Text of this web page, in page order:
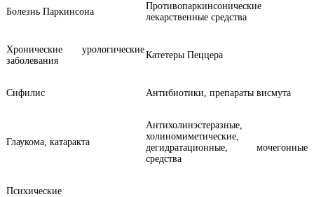
Болезнь Паркинсона
Противопаркинсонические
лекарственные средства
Хронические урологические
заболевания
Катетеры Пеццера
Сифилис Антибиотики, препараты висмута
Глаукома, катаракта
Антихолинэстеразные,
холиномиметические,
дегидратационные, мочегонные
средства
Психические